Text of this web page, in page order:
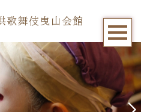
歌舞伎曳山会館